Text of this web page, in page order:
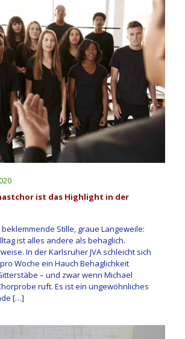
ist das Highlight in der
Stille, graue Langeweile:
ist alles andere als behaglich.
In der Karlsruher JVA schleicht sich
Woche ein Hauch Behaglichkeit
– und zwar wenn Michael
ruft. Es ist ein ungewöhnliches
[…]